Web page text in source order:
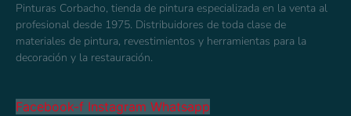
Pinturas Corbacho, tienda de pintura especializada en la venta al
profesional desde 1975. Distribuidores de toda clase de
materiales de pintura, revestimientos y herramientas para la
decoración y la restauración.
Facebook-f Instagram Whatsapp